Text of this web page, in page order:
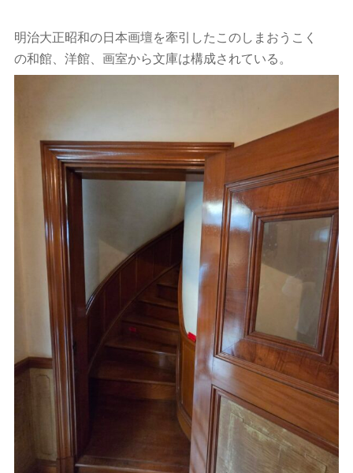
明治大正昭和の日本画壇を牽引したこのしまおうこく
の和館、洋館、画室から文庫は構成されている。